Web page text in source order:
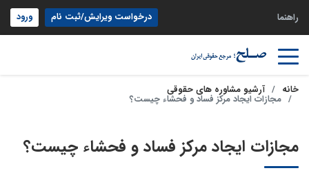
راهنما درخواست ویرایش/ثبت نام ورود
خانه آرشیو مشاوره های حقوقی
مجازات ایجاد مرکز فساد و فحشاء چیست؟
مجازات ایجاد مرکز فساد و فحشاء چیست؟